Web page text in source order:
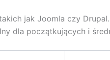
jak Joomla czy
dla początkujących i